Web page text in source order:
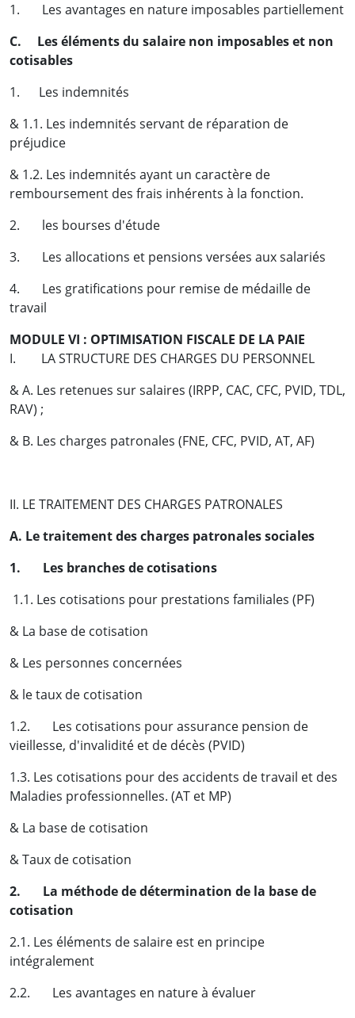
1. Les avantages en nature imposables partiellement
C. Les éléments du salaire non imposables et non
cotisables
1. Les indemnités
& 1.1. Les indemnités servant de réparation de
préjudice
& 1.2. Les indemnités ayant un caractère de
remboursement des frais inhérents à la fonction.
2. les bourses d'étude
3. Les allocations et pensions versées aux salariés
4. Les gratifications pour remise de médaille de
travail
MODULE VI : OPTIMISATION FISCALE DE LA PAIE
I. LA STRUCTURE DES CHARGES DU PERSONNEL
& A. Les retenues sur salaires (IRPP, CAC, CFC, PVID, TDL,
RAV) ;
& B. Les charges patronales (FNE, CFC, PVID, AT, AF)
II. LE TRAITEMENT DES CHARGES PATRONALES
A. Le traitement des charges patronales sociales
1.
Les branches de cotisations
1.1. Les cotisations pour prestations familiales (PF)
& La base de cotisation
& Les personnes concernées
& le taux de cotisation
1.2. Les cotisations pour assurance pension de
vieillesse, d'invalidité et de décès (PVID)
1.3. Les cotisations pour des accidents de travail et des
Maladies professionnelles. (AT et MP)
& La base de cotisation
& Taux de cotisation
2.
La méthode de détermination de la base de
cotisation
2.1. Les éléments de salaire est en principe
intégralement
2.2. Les avantages en nature à évaluer